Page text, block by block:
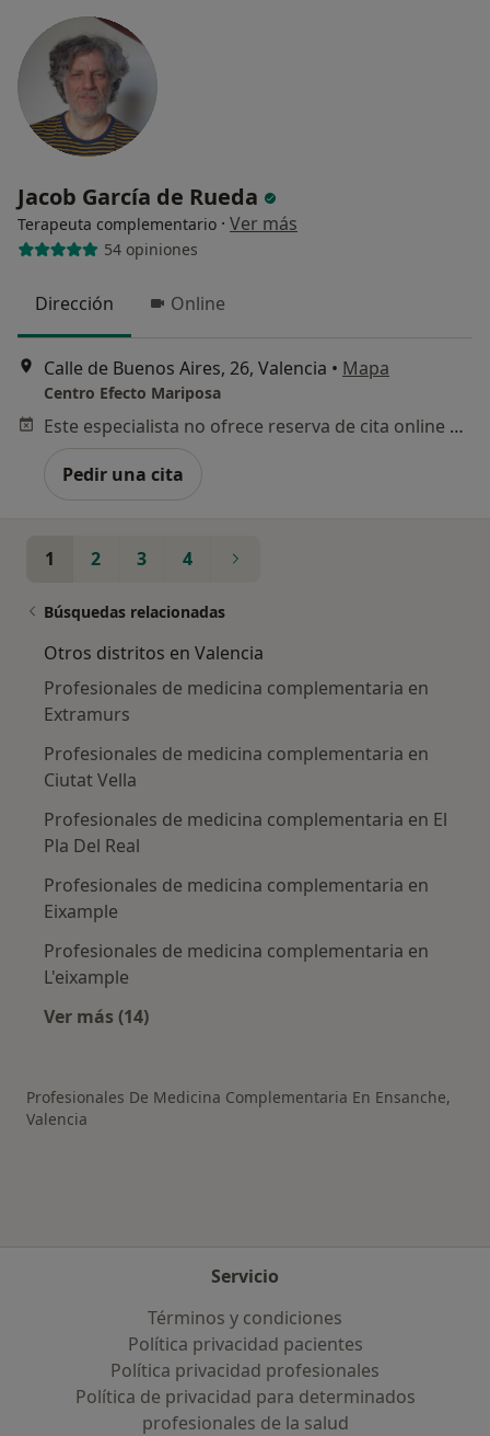
Jacob García de Rueda
Terapeuta complementario · Ver más
54 opiniones
Dirección Online
Calle de Buenos Aires, 26, Valencia • Mapa
Centro Efecto Mariposa
Este especialista no ofrece reserva de cita online en esta dirección.
Pedir una cita
1 2 3 4
Búsquedas relacionadas
Otros distritos en Valencia
Profesionales de medicina complementaria en
Extramurs
Profesionales de medicina complementaria en
Ciutat Vella
Profesionales de medicina complementaria en El
Pla Del Real
Profesionales de medicina complementaria en
Eixample
Profesionales de medicina complementaria en
L'eixample
Ver más (14)
Profesionales De Medicina Complementaria En Ensanche,
Valencia
Servicio
Términos y condiciones
Política privacidad pacientes
Política privacidad profesionales
Política de privacidad para determinados
profesionales de la salud